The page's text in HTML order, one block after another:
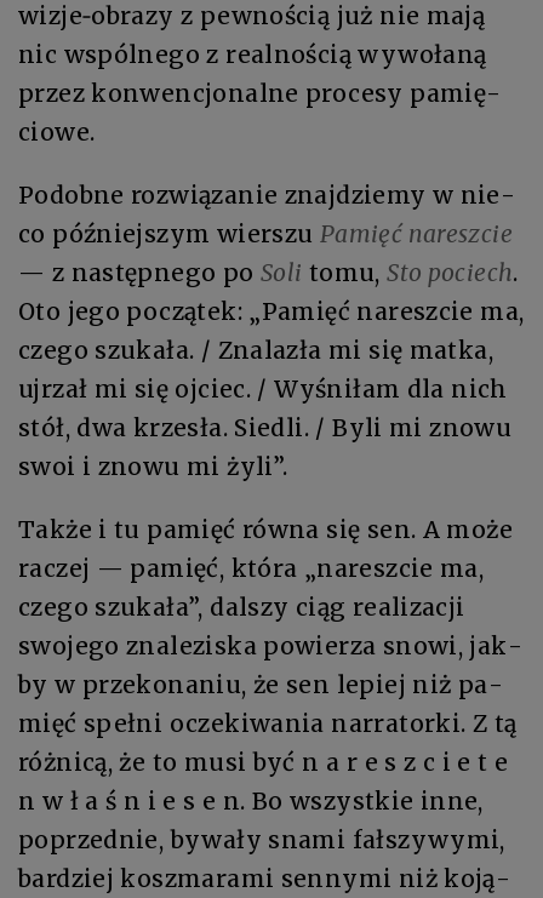
wi­zje­‑ob­ra­zy z pew­no­ścią już nie ma­ją
nic wspól­ne­go z realnością wy­wo­ła­ną
przez kon­wen­cjo­nal­ne pro­ce­sy pa­mię­
cio­we.
Po­dob­ne roz­wią­za­nie znaj­dzie­my w nie­
co póź­niej­szym wier­szu Pamięć na­resz­cie
— z na­stęp­ne­go po So­li to­mu,Sto pociech.
Oto je­go po­czą­tek: „Pa­mięć na­resz­cie ma,
cze­go szu­ka­ła. / Zna­la­zła mi się mat­ka,
uj­rzał mi się oj­ciec. / Wy­śni­łam dla nich
stół, dwa krze­sła. Sie­dli. / By­li mi zno­wu
swoi i zno­wu mi ży­li”.
Tak­że i tu pa­mięć rów­na się sen. A mo­że
ra­czej — pa­mięć, któ­ra „naresz­cie ma,
cze­go szu­ka­ła”, dal­szy ciąg re­ali­za­cji
swo­je­go zna­le­zi­ska po­wie­rza sno­wi, jak­
by w prze­ko­na­niu, że sen le­piej niż pa­
mięć speł­ni ocze­ki­wa­nia nar­ra­tor­ki. Z tą
róż­ni­cą, że to mu­si być n a­ r e s z­ c i e t e
n w ł a­ ś n i e s e n. Bo wszyst­kie in­ne,
po­przed­nie, by­wa­ły sna­mi fał­szy­wy­mi,
bar­dziej kosz­ma­ra­mi sen­ny­mi niż ko­ją­